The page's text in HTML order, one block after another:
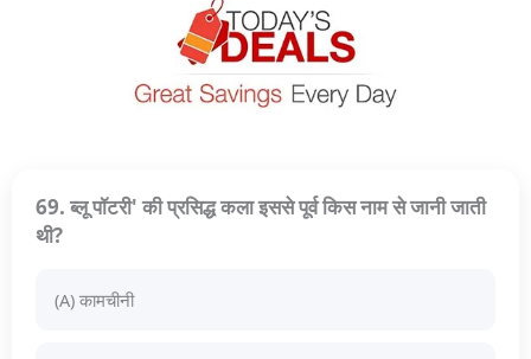
69. ब्लू पॉटरी' की प्रसिद्ध कला इससे पूर्व किस नाम से जानी जाती
थी?
(A) कामचीनी